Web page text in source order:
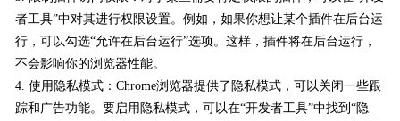
者工具”中对其进行权限设置。例如，如果你想让某个插件在后台运
行，可以勾选“允许在后台运行”选项。这样，插件将在后台运行，
不会影响你的浏览器性能。
4. 使用隐私模式：Chrome浏览器提供了隐私模式，可以关闭一些跟
踪和广告功能。要启用隐私模式，可以在“开发者工具”中找到“隐